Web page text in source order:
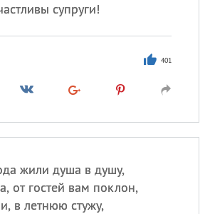
супруги!
401
жили душа в душу,
от гостей вам поклон,
в летнюю стужу,